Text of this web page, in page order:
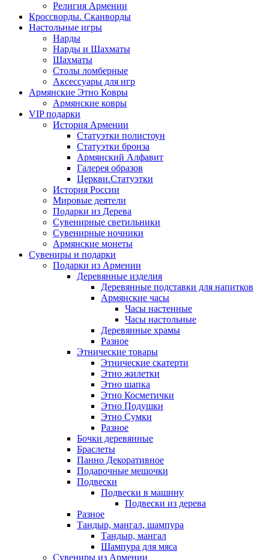
Религия Армении
Кроссворды. Сканворды
Настольные игры
Нарды
Нарды и Шахматы
Шахматы
Столы ломберные
Аксессуары для игр
Армянские Этно Ковры
Армянские ковры
VIP подарки
История Армении
Статуэтки полистоун
Статуэтки бронза
Армянский Алфавит
Галерея образов
Церкви.Статуэтки
История России
Мировые деятели
Подарки из Дерева
Сувенирные светильники
Сувенирные ночники
Армянские монеты
Сувениры и подарки
Подарки из Армении
Деревянные изделия
Деревянные подставки для напитков
Армянские часы
Часы настенные
Часы настольные
Деревянные храмы
Разное
Этнические товары
Этнические скатерти
Этно жилетки
Этно шапка
Этно Косметички
Этно Подушки
Этно Сумки
Разное
Бочки деревянные
Браслеты
Панно Декоративное
Подарочные мешочки
Подвески
Подвески в машину
Подвески из дерева
Разное
Тандыр, мангал, шампура
Тандыр, мангал
Шампура для мяса
Сувениры из Армении